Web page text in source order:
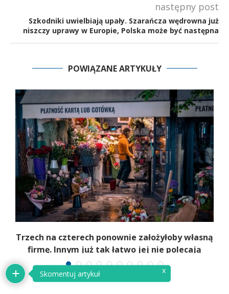
następny post
Szkodniki uwielbiają upały. Szarańcza wędrowna już
niszczy uprawy w Europie, Polska może być następna
POWIĄZANE ARTYKUŁY
Trzech na czterech ponownie założyłoby własną
firmę. Innym już tak łatwo jej nie polecają
Skomentuj artykuł x